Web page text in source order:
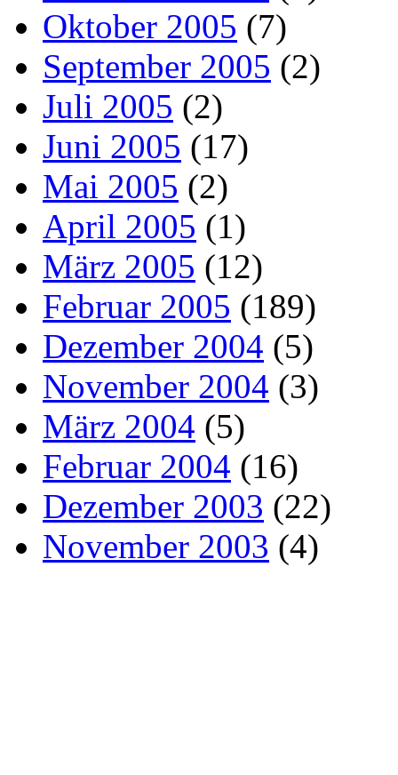
Oktober 2005 (7)
September 2005 (2)
Juli 2005 (2)
Juni 2005 (17)
Mai 2005 (2)
April 2005 (1)
März 2005 (12)
Februar 2005 (189)
Dezember 2004 (5)
November 2004 (3)
März 2004 (5)
Februar 2004 (16)
Dezember 2003 (22)
November 2003 (4)